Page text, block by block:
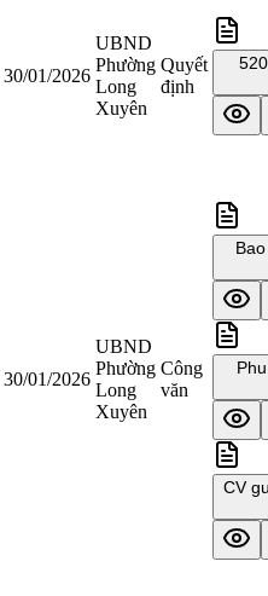
30/01/2026
UBND
Phường
Long
Xuyên
Quyết
định
30/01/2026
UBND
Phường
Long
Xuyên
Công
văn
CV